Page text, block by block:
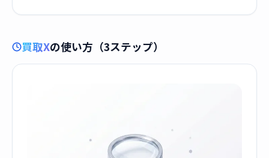
買取Xの使い方（3ステップ）